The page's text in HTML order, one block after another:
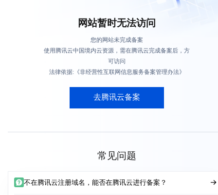
网站暂时无法访问
您的网站未完成备案
使用腾讯云中国境内云资源，需在腾讯云完成备案后，方
可访问
法律依据:《非经营性互联网信息服务备案管理办法》
去腾讯云备案
常见问题
不在腾讯云注册域名，能否在腾讯云进行备案？